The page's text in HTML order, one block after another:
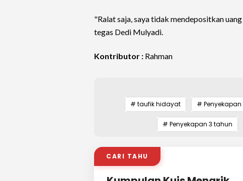
"Ralat saja, saya tidak mendepositkan
tegas Dedi Mulyadi.
Kontributor : Rahman
# taufik hidayat #
# Penyekapan 3 tahun
CARI TAHU